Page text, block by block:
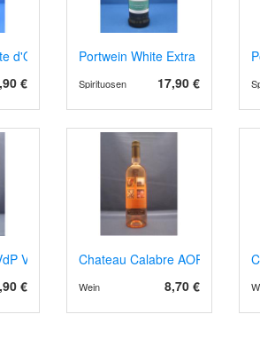
d'Or Brut
€
Portwein White Extra Dry
17,90 €
Spirituosen
Val de Loire 2023
€
Chateau Calabre AOP
8,70 €
Wein